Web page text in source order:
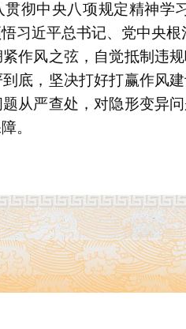
彻中央八项规定精神学
习近平总书记、党中央
作风之弦，自觉抵制违
底，坚决打好打赢作风
从严查处，对隐形变异
。